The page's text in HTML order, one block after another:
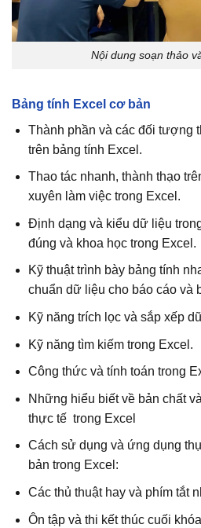
Nội dung soạn thảo
Bảng tính Excel cơ bản
Thành phần và các đối tượng
trên bảng tính Excel.
Thao tác nhanh, thành thạo
xuyên làm việc trong Excel.
Định dạng và kiểu dữ liệu
đúng và khoa học trong Excel.
Kỹ thuật trình bày bảng tính
chuẩn dữ liệu cho báo cáo và
Kỹ năng trích lọc và sắp xếp
Kỹ năng tìm kiếm trong Excel.
Công thức và tính toán trong
Những hiểu biết về bản chất
thực tế trong Excel
Cách sử dụng và ứng dụng
bản trong Excel:
Các thủ thuật hay và phím tắt
Ôn tập và thi kết thúc cuối